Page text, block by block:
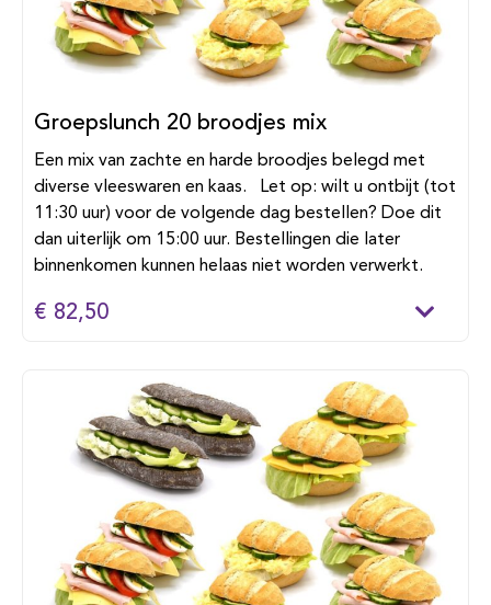
Groepslunch 20 broodjes mix
Een mix van zachte en harde broodjes belegd met
diverse vleeswaren en kaas. Let op: wilt u ontbijt (tot
11:30 uur) voor de volgende dag bestellen? Doe dit
dan uiterlijk om 15:00 uur. Bestellingen die later
binnenkomen kunnen helaas niet worden verwerkt.
€ 82,50